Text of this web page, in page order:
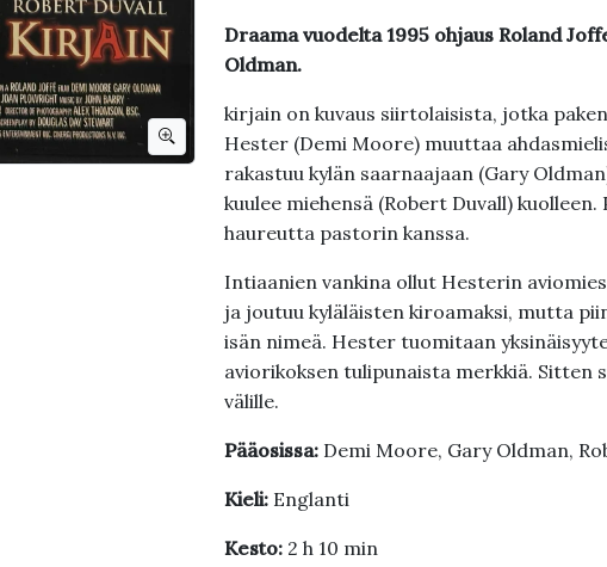
Draama vuodelta 1995 ohjaus Roland
Oldman.
kirjain on kuvaus siirtolaisista, jotka
Hester (Demi Moore) muuttaa
rakastuu kylän saarnaajaan (Gary
kuulee miehensä (Robert Duvall)
haureutta pastorin kanssa.
Intiaanien vankina ollut Hesterin
ja joutuu kyläläisten kiroamaksi, mutta
isän nimeä. Hester tuomitaan
aviorikoksen tulipunaista merkkiä.
välille.
Pääosissa: Demi Moore, Gary Oldman,
Kieli:Englanti
Kesto:2 h 10 min